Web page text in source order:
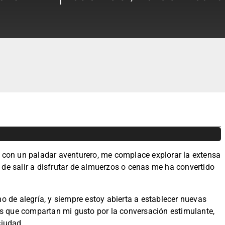
un paladar aventurero, me complace explorar la extensa
salir a disfrutar de almuerzos o cenas me ha convertido
de alegría, y siempre estoy abierta a establecer nuevas
compartan mi gusto por la conversación estimulante,